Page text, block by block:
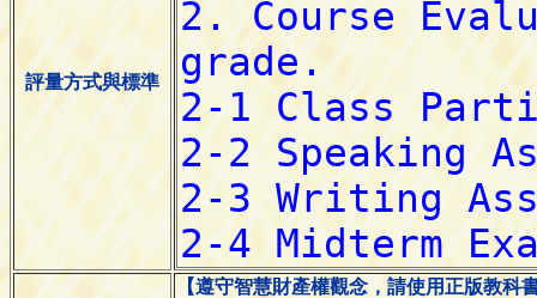
評量方式與標準
【遵守智慧財產權觀念，請使用正版教科